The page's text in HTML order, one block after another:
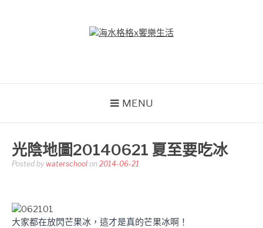
MENU
光陰地圖20140621 夏至要吃冰
Posted by waterschool on 2014-06-21
大家都在放閃芒果冰，這才是真的芒果冰啊！